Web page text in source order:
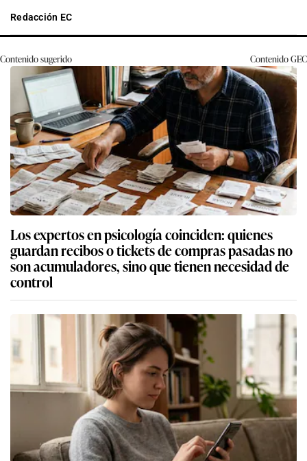
Redacción EC
Contenido sugerido ContenidoGEC
Los expertos en psicología coinciden: quienes
guardan recibos o tickets de compras pasadas no
son acumuladores, sino que tienen necesidad de
control